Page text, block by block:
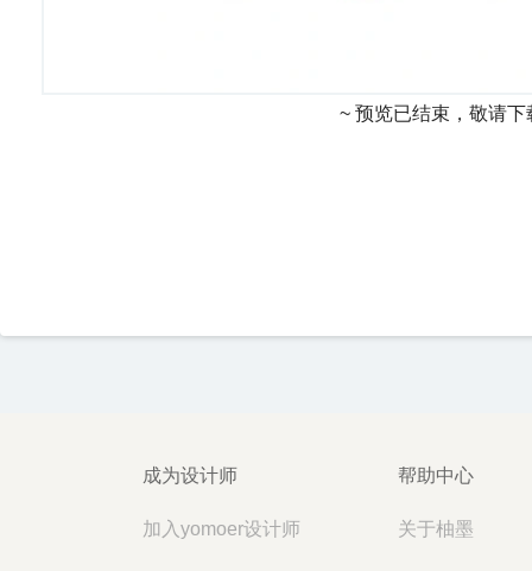
~ 预览已结束，敬请下
成为设计师
加入yomoer设计师
帮助中心
关于柚墨